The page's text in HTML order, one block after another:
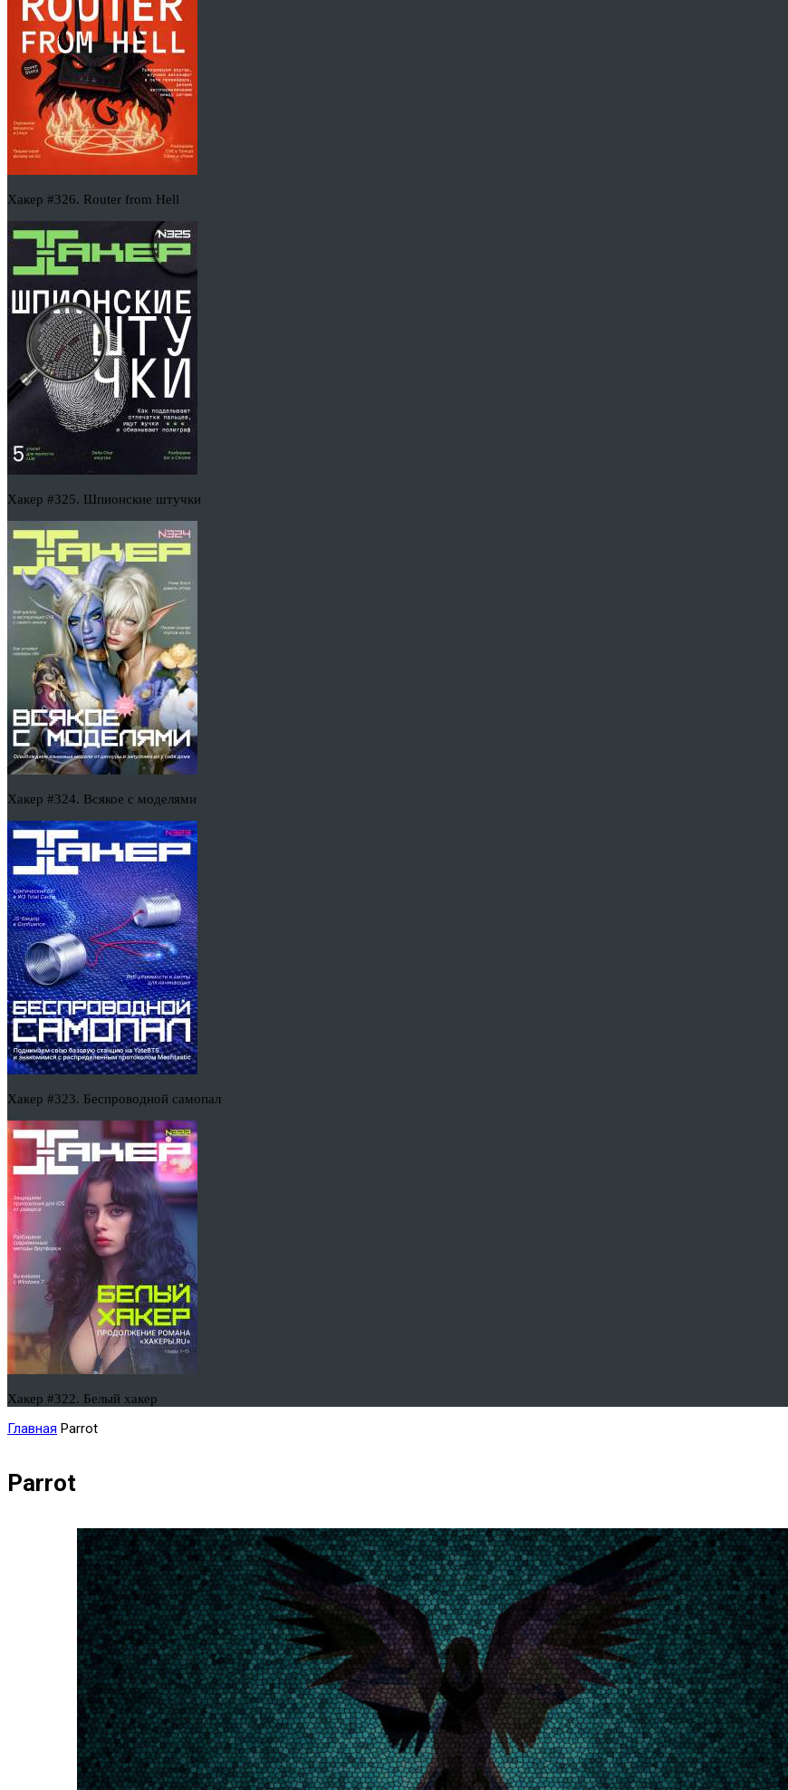
Хакер #326. Router from Hell
Хакер #325. Шпионские штучки
Хакер #324. Всякое с моделями
Хакер #323. Беспроводной самопал
Хакер #322. Белый хакер
Главная Parrot
Parrot